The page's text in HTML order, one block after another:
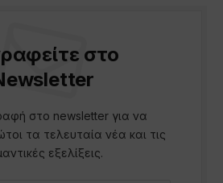
στο
στο newsletter για να
τα τελευταία νέα και τις
εξελίξεις.